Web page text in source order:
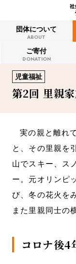
団体について
ABOUT
ご寄付
DONATION
児童福祉
第2回 里親
実の親と離れ
と、その里親を
山でスキー、ス
ー。元オリンピ
び、冬の花火を
また里親同士の
コロナ後4